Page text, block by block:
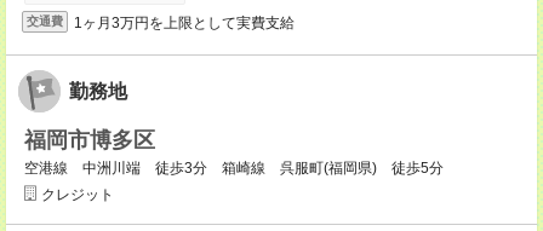
交通費 1ヶ月3万円を上限として実費支給
勤務地
福岡市博多区
空港線 中洲川端 徒歩3分 箱崎線 呉服町(福岡県) 徒歩5分
クレジット